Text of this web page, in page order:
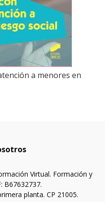
a menores en
Virtual. Formación y
B67632737.
planta. CP 21005.